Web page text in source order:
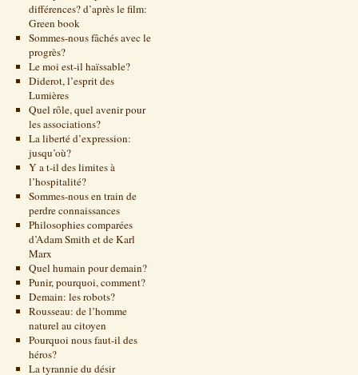
différences? d’après le film:
Green book
Sommes-nous fâchés avec le
progrès?
Le moi est-il haïssable?
Diderot, l’esprit des
Lumières
Quel rôle, quel avenir pour
les associations?
La liberté d’expression:
jusqu’où?
Y a t-il des limites à
l’hospitalité?
Sommes-nous en train de
perdre connaissances
Philosophies comparées
d’Adam Smith et de Karl
Marx
Quel humain pour demain?
Punir, pourquoi, comment?
Demain: les robots?
Rousseau: de l’homme
naturel au citoyen
Pourquoi nous faut-il des
héros?
La tyrannie du désir